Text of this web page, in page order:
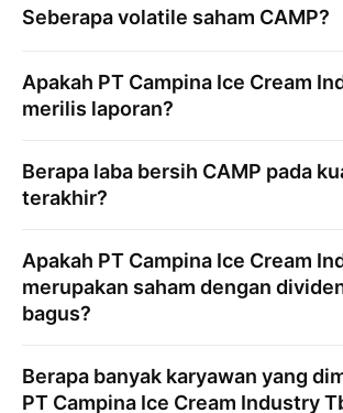
Seberapa volatile saham CAMP?
Apakah PT Campina Ice Cream
merilis laporan?
Berapa laba bersih CAMP pada
terakhir?
Apakah PT Campina Ice Cream
merupakan saham dengan
bagus?
Berapa banyak karyawan yang
PT Campina Ice Cream Industry